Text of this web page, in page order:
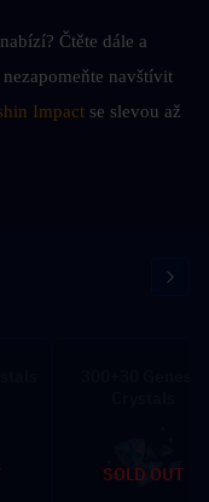
Čtěte dále a
Impact se slevou až
SOLD OUT